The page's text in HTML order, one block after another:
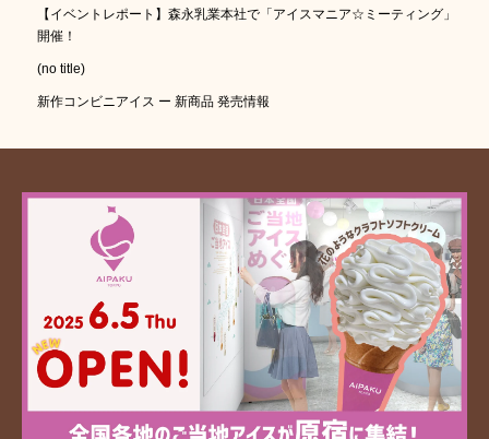
【イベントレポート】森永乳業本社で「アイスマニア☆ミーティング」
開催！
(no title)
新作コンビニアイス ー 新商品 発売情報